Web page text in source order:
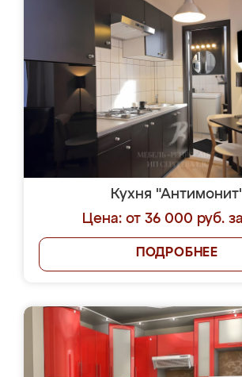
Кухня
Цена: от 36 000 руб.
ПОДРОБНЕЕ